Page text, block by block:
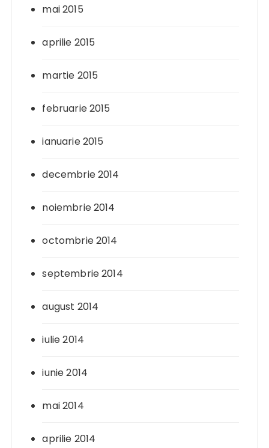
mai 2015
aprilie 2015
martie 2015
februarie 2015
ianuarie 2015
decembrie 2014
noiembrie 2014
octombrie 2014
septembrie 2014
august 2014
iulie 2014
iunie 2014
mai 2014
aprilie 2014